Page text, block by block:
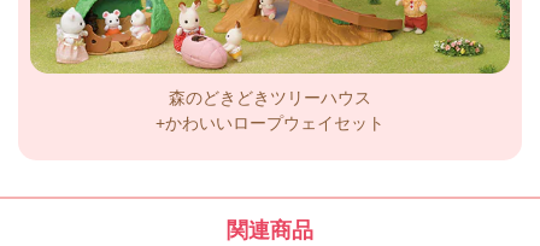
森のどきどきツリーハウス
+かわいいロープウェイセット
関連商品